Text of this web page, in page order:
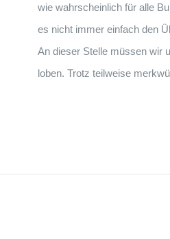
wie wahrscheinlich für alle
es nicht immer einfach den
An dieser Stelle müssen wir
loben. Trotz teilweise